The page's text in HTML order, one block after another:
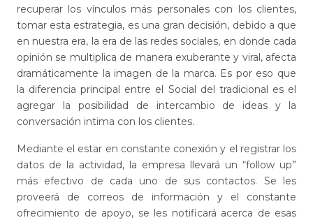
recuperar los vínculos más personales con los clientes,
tomar esta estrategia, es una gran decisión, debido a que
en nuestra era, la era de las redes sociales, en donde cada
opinión se multiplica de manera exuberante y viral, afecta
dramáticamente la imagen de la marca. Es por eso que
la diferencia principal entre el Social del tradicional es el
agregar la posibilidad de intercambio de ideas y la
conversación intima con los clientes.
Mediante el estar en constante conexión y el registrar los
datos de la actividad, la empresa llevará un “follow up”
más efectivo de cada uno de sus contactos. Se les
proveerá de correos de información y el constante
ofrecimiento de apoyo, se les notificará acerca de esas